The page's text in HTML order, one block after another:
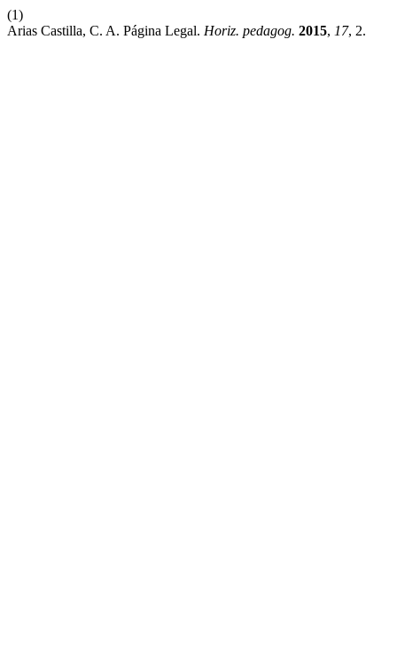
(1)
Arias Castilla, C. A. Página Legal. Horiz. pedagog. 2015, 17, 2.